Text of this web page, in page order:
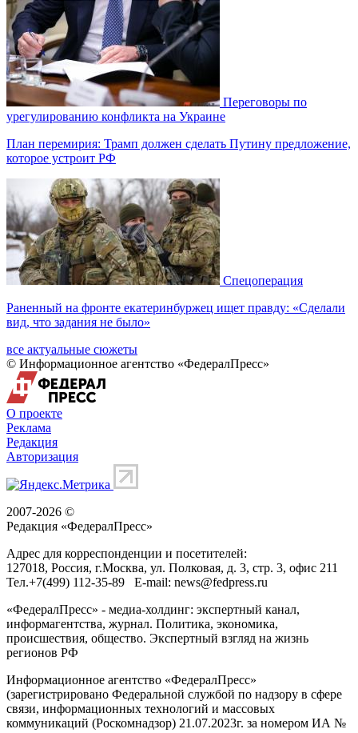
Переговоры по
урегулированию конфликта на Украине
План перемирия: Трамп должен сделать Путину предложение,
которое устроит РФ
Спецоперация
Раненный на фронте екатеринбуржец ищет правду: «Сделали
вид, что задания не было»
все актуальные сюжеты
© Информационное агентство «ФедералПресс»
О проекте
Реклама
Редакция
Авторизация
2007-2026 ©
Редакция «ФедералПресс»
Адрес для корреспонденции и посетителей:
127018, Россия, г.Москва, ул. Полковая, д. 3, стр. 3, офис 211
Тел.+7(499) 112-35-89 E-mail: news@fedpress.ru
«ФедералПресс» - медиа-холдинг: экспертный канал,
информагентства, журнал. Политика, экономика,
происшествия, общество. Экспертный взгляд на жизнь
регионов РФ
Информационное агентство «ФедералПресс»
(зарегистрировано Федеральной службой по надзору в сфере
связи, информационных технологий и массовых
коммуникаций (Роскомнадзор) 21.07.2023г. за номером ИА №